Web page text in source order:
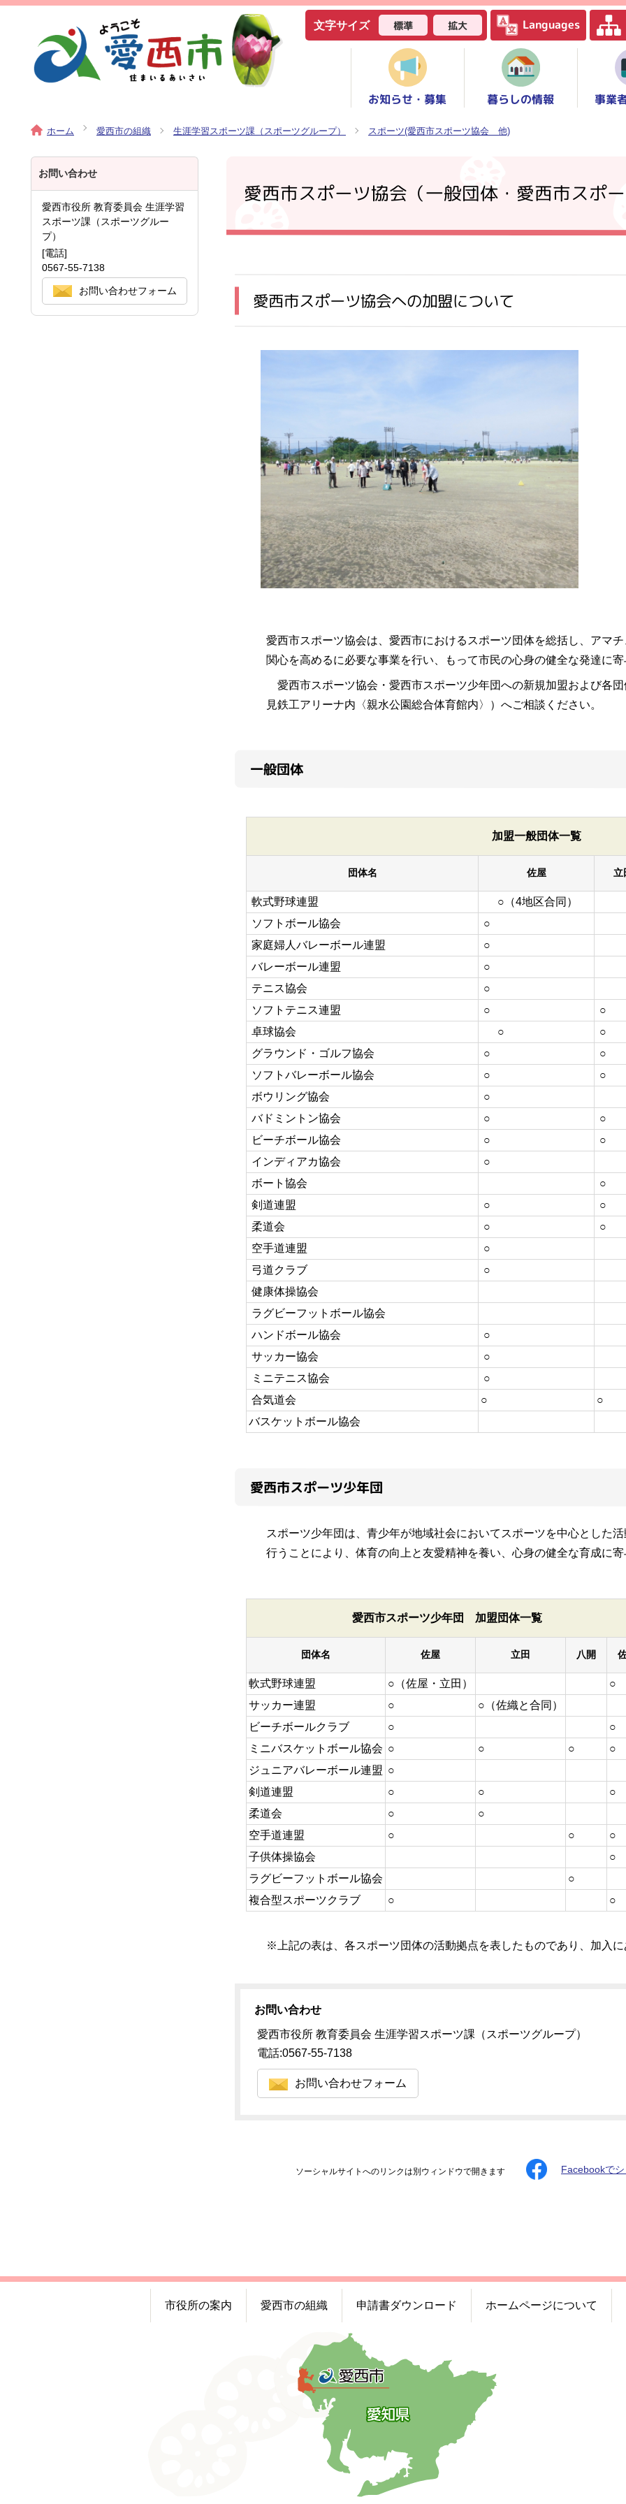
文字サイズ 標準 拡大 Languages
お知らせ・募集 暮らしの情報 事業
ホーム 愛西市の組織 生涯学習スポーツ課（スポーツグループ） スポーツ(愛西市スポーツ協会 他)
愛西市スポーツ協会（一般団体・愛西市スポ
愛西市スポーツ協会への加盟について
愛西市スポーツ協会は、愛西市におけるスポーツ団体を総括し、アマ
関心を高めるに必要な事業を行い、もって市民の心身の健全な発達に
愛西市スポーツ協会・愛西市スポーツ少年団への新規加盟および各
見鉄工アリーナ内〈親水公園総合体育館内〉）へご相談ください。
一般団体
加盟一般団体一覧
団体名 佐屋 立
軟式野球連盟
○（4地区合同）
ソフトボール協会
○
家庭婦人バレーボール連盟
○
バレーボール連盟
○
テニス協会
○
ソフトテニス連盟
○
○
卓球協会
○
○
グラウンド・ゴルフ協会
○
○
ソフトバレーボール協会
○
○
ボウリング協会
○
バドミントン協会
○
○
ビーチボール協会
○
○
インディアカ協会
○
ボート協会
○
剣道連盟
○
○
柔道会
○
○
空手道連盟
○
弓道クラブ
○
健康体操協会
ラグビーフットボール協会
ハンドボール協会
○
サッカー協会
○
ミニテニス協会
○
合気道会
○
○
バスケットボール協会
愛西市スポーツ少年団
スポーツ少年団は、青少年が地域社会においてスポーツを中心とした
行うことにより、体育の向上と友愛精神を養い、心身の健全な育成に
愛西市スポーツ少年団 加盟団体一覧
団体名 佐屋 立田 八開
軟式野球連盟 ○（佐屋・立田）
○
サッカー連盟
○
○（佐織と合同）
ビーチボールクラブ
○
○
ミニバスケットボール協会 ○ ○ ○
○
ジュニアバレーボール連盟 ○
剣道連盟
○ ○
○
柔道会
○
○
空手道連盟
○ ○
○
子供体操協会
○
ラグビーフットボール協会
○
複合型スポーツクラブ
○ ○
※上記の表は、各スポーツ団体の活動拠点を表したものであり、加入
お問い合わせ
愛西市役所 教育委員会 生涯学習スポーツ課（スポーツグループ）
電話:0567-55-7138
お問い合わせフォーム
お問い合わせ
愛西市役所 教育委員会 生涯学習
スポーツ課（スポーツグルー
プ）
[電話]
0567-55-7138
お問い合わせフォーム
ソーシャルサイトへのリンクは別ウィンドウで開きます Facebookで
市役所の案内 愛西市の組織 申請書ダウンロード ホームページについて